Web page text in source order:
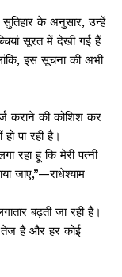
के अनुसार, उन्हें
सूरत में देखी गई हैं
इस सूचना की अभी
कराने की कोशिश कर
पा रही है।
रहा हूं कि मेरी पत्नी
जाए,”—राधेश्याम
बढ़ती जा रही है।
तेज है और हर कोई